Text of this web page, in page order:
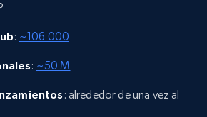
: ~106 000
: ~50 M
: alrededor de una vez al